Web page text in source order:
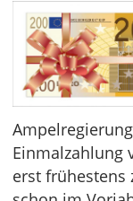
Einmalzahlung
erst frühestens